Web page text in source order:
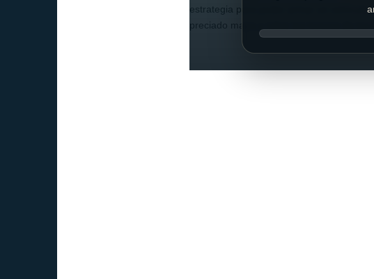
estrategia para poder armar un vehículo
preciado mapa y robar los huevos de los